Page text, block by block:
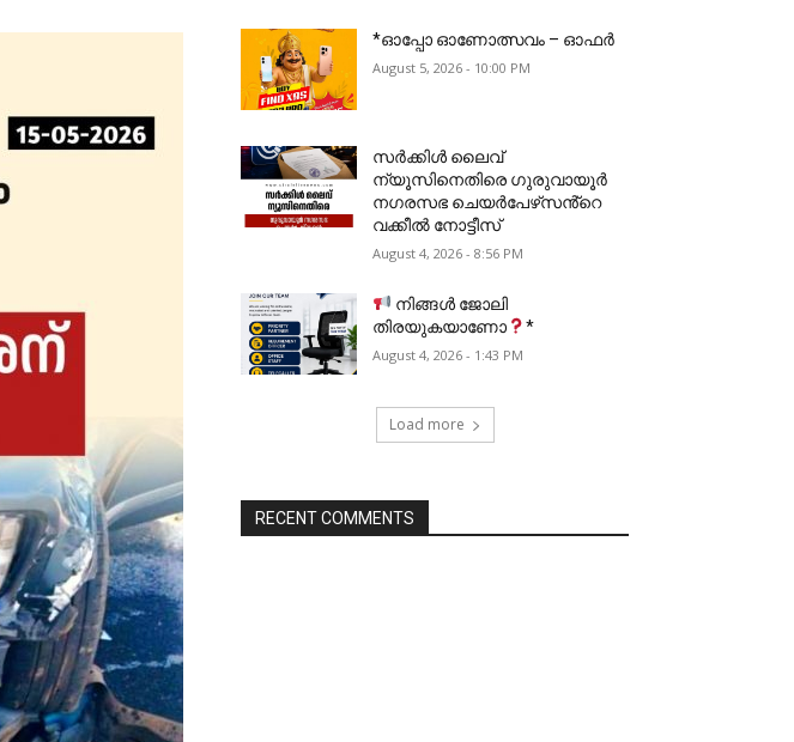
*ഓപ്പോ ഓണോത്സവം – ഓഫർ
August 5, 2026 - 10:00 PM
സർക്കിൾ ലൈവ്
ന്യൂസിനെതിരെ ഗുരുവായൂർ
നഗരസഭ ചെയർപേഴ്‌സൻ്റെ
വക്കീൽ നോട്ടീസ്
August 4, 2026 - 8:56 PM
നിങ്ങൾ ജോലി
തിരയുകയാണോ
*
August 4, 2026 - 1:43 PM
Load more
RECENT COMMENTS